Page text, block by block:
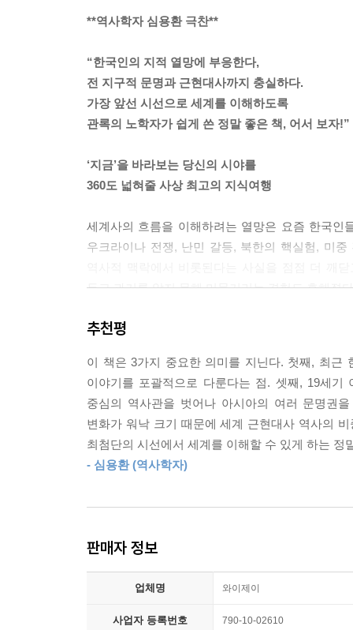
이슬람교 국가와도 동맹 맺는 것을 꺼리지 않았
니다.
--- p.369
것 같아도 자신을 엄격하게 단속하고 있었으며
신의 발현입니다.
불과 반세기 전인 엘리자베스 시대는 국민의 의
--- p.444
**역사학자 심용환 극찬**
“한국인의 지적 열망에 부응한다,
전 지구적 문명과 근현대사까지 충실하다.
가장 앞선 시선으로 세계를 이해하도록
관록의 노학자가 쉽게 쓴 정말 좋은 책, 어서 보자!”
‘지금’을 바라보는 당신의 시야를
360도 넓혀줄 사상 최고의 지식여행
세계사의 흐름을 이해하려는 열망은 요즘 한국
우크라이나 전쟁, 난민 갈등, 북한의 핵실험, 미
두고 과거를 알지 못해 머뭇거리는 경험도 흔해졌
이런 시대적 흐름 속에서 세계사는 학창시절의 선
처음으로 세계사가 재밌다》는 눈앞의 현실을 역
예를 들어, 2500년 전 아테네는 시민 토론보다
이것이야말로 ‘패권이 아테네로부터 떠나간 결
모습과 놀랍도록 닮아 있다.
이렇듯 현재를 재해석하고 미래를 내다보는 통
있다. 문화유적의 예쁜 사진을 찍는 것을 넘어
닮았는지, 베드로 성당의 건축이 종교개혁과 어
추천평
이 책은 3가지 중요한 의미를 지닌다. 첫째, 최근
이야기를 포괄적으로 다룬다는 점. 셋째, 19세
중심의 역사관을 벗어나 아시아의 여러 문명권
변화가 워낙 크기 때문에 세계 근현대사 역사의
최첨단의 시선에서 세계를 이해할 수 있게 하는 정
- 심용환 (역사학자)
판매자 정보
업체명 와이제이
사업자 등록번호 790-10-02610